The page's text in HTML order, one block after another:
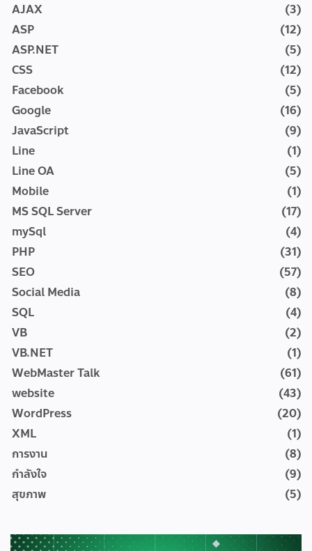
AJAX
(3)
ASP
(12)
ASP.NET
(5)
CSS
(12)
Facebook
(5)
Google
(16)
JavaScript
(9)
Line
(1)
Line OA
(5)
Mobile
(1)
MS SQL Server
(17)
mySql
(4)
PHP
(31)
SEO
(57)
Social Media
(8)
SQL
(4)
VB
(2)
VB.NET
(1)
WebMaster Talk
(61)
website
(43)
WordPress
(20)
XML
(1)
การงาน
(8)
กำลังใจ
(9)
สุขภาพ
(5)